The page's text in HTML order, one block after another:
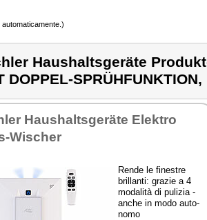
Haushaltsgeräte
DOPPEL-
Hau­shal­tsgeräte Elek­tro
Wi­scher
Ren­de le fi­ne­stre
bril­lan­ti: gra­zie a 4
mo­da­li­tà di pu­li­zia -
an­che in mo­do au­to­
no­mo